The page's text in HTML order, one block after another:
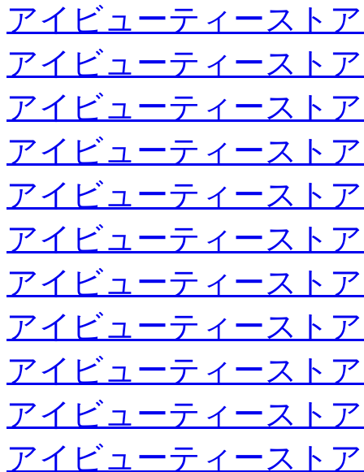
アイビューティースト
アイビューティースト
アイビューティースト
アイビューティースト
アイビューティースト
アイビューティースト
アイビューティースト
アイビューティースト
アイビューティースト
アイビューティースト
アイビューティースト